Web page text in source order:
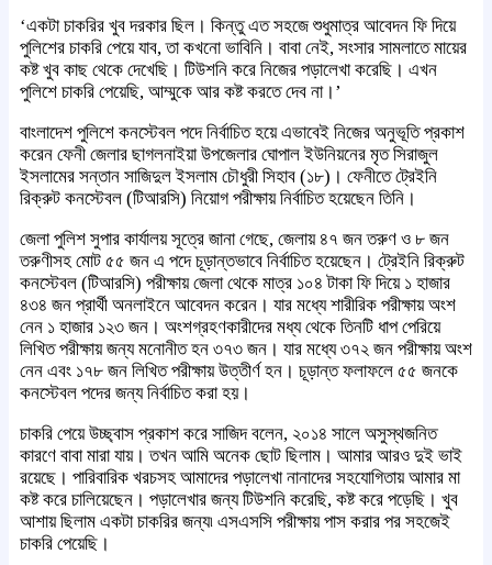
‘একটা চাকরির খুব দরকার ছিল। কিন্তু এত সহজে শুধুমাত্র আবেদন ফি দিয়ে
পুলিশের চাকরি পেয়ে যাব, তা কখনো ভাবিনি। বাবা নেই, সংসার সামলাতে মায়ের
কষ্ট খুব কাছ থেকে দেখেছি। টিউশনি করে নিজের পড়ালেখা করেছি। এখন
পুলিশে চাকরি পেয়েছি, আম্মুকে আর কষ্ট করতে দেব না।’
বাংলাদেশ পুলিশে কনস্টেবল পদে নির্বাচিত হয়ে এভাবেই নিজের অনুভূতি প্রকাশ
করেন ফেনী জেলার ছাগলনাইয়া উপজেলার ঘোপাল ইউনিয়নের মৃত সিরাজুল
ইসলামের সন্তান সাজিদুল ইসলাম চৌধুরী সিহাব (১৮)। ফেনীতে ট্রেইনি
রিক্রুট কনস্টেবল (টিআরসি) নিয়োগ পরীক্ষায় নির্বাচিত হয়েছেন তিনি।
জেলা পুলিশ সুপার কার্যালয় সূত্রে জানা গেছে, জেলায় ৪৭ জন তরুণ ও ৮ জন
তরুণীসহ মোট ৫৫ জন এ পদে চূড়ান্তভাবে নির্বাচিত হয়েছেন। ট্রেইনি রিক্রুট
কনস্টেবল (টিআরসি) পরীক্ষায় জেলা থেকে মাত্র ১০৪ টাকা ফি দিয়ে ১ হাজার
৪৩৪ জন প্রার্থী অনলাইনে আবেদন করেন। যার মধ্যে শারীরিক পরীক্ষায় অংশ
নেন ১ হাজার ১২৩ জন। অংশগ্রহণকারীদের মধ্য থেকে তিনটি ধাপ পেরিয়ে
লিখিত পরীক্ষায় জন্য মনোনীত হন ৩৭৩ জন। যার মধ্যে ৩৭২ জন পরীক্ষায় অংশ
নেন এবং ১৭৮ জন লিখিত পরীক্ষায় উত্তীর্ণ হন। চূড়ান্ত ফলাফলে ৫৫ জনকে
কনস্টেবল পদের জন্য নির্বাচিত করা হয়।
চাকরি পেয়ে উচ্ছ্বাস প্রকাশ করে সাজিদ বলেন, ২০১৪ সালে অসুস্থজনিত
কারণে বাবা মারা যায়। তখন আমি অনেক ছোট ছিলাম। আমার আরও দুই ভাই
রয়েছে। পারিবারিক খরচসহ আমাদের পড়ালেখা নানাদের সহযোগিতায় আমার মা
কষ্ট করে চালিয়েছেন। পড়ালেখার জন্য টিউশনি করেছি, কষ্ট করে পড়েছি। খুব
আশায় ছিলাম একটা চাকরির জন্য৷ এসএসসি পরীক্ষায় পাস করার পর সহজেই
চাকরি পেয়েছি।